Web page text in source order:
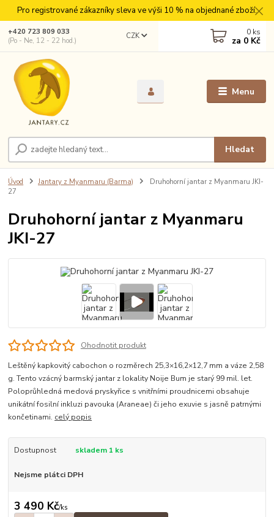
Pro registrované zákazníky sleva ve výši 10 % na objednané zboží.
Menu
CZK
Hledat
+420 723 809 033
(Po - Ne, 12 - 22 hod.)
0 ks
za 0 Kč
Úvod Jantary z Myanmaru (Barma)
Druhohorní jantar z Myanmaru JKI-
27
Druhohorní jantar z Myanmaru
JKI-27
Ohodnotit produkt
Leštěný kapkovitý cabochon o rozměrech 25,3×16,2×12,7 mm a váze 2,58
g. Tento vzácný barmský jantar z lokality Noije Bum je starý 99 mil. let.
Poloprůhledná medová pryskyřice s vnitřními proudnicemi obsahuje
unikátní fosilní inkluzi pavouka (Araneae) či jeho exuvie s jasně patrnými
končetinami. celý popis
Dostupnost skladem 1 ks
Nejsme plátci DPH
3 490 Kč/ks